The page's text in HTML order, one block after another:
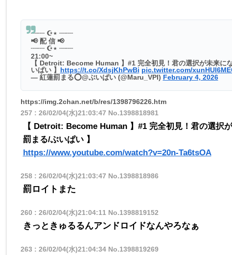
┈┈ ☪︎⋆ ┈┈
📢 配 信 📢
┈┈ ☪︎⋆ ┈┈
21:00~
【 Detroit: Become Human 】#1 完全初見！君の選択が未来に
いぱい 】 https://t.co/XdsjKhPwBi pic.twitter.com/
— 紅蓮罰まる⭕@ぶいぱい (@Maru_VPI) February 4, 2026
https://img.2chan.net/b/res/1398796226.htm
257 : 26/02/04(水)21:03:47 No.1398818981
【 Detroit: Become Human 】#1 完全初見！君の選択
罰まる/ぶいぱい 】
https://www.youtube.com/watch?v=20n-Ta6tsOA
258: 26/02/04(水)21:03:47 No.1398818986
罰ロイトまた
260 : 26/02/04(水)21:04:11 No.1398819152
きっときゅるるんアンドロイドなんやろなぁ
263 : 26/02/04(水)21:04:34No.1398819269